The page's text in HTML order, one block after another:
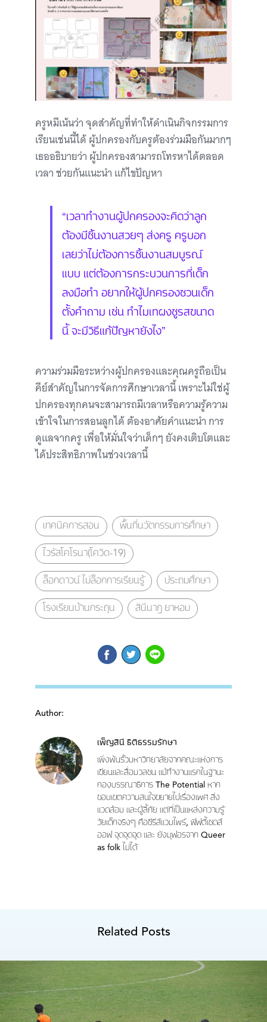
ครูหมีเน้นว่า จุดสำคัญที่ทำให้ดำเนินกิจกรรมการ
เรียนเช่นนี้ได้ ผู้ปกครองกับครูต้องร่วมมือกันมากๆ
เธออธิบายว่า ผู้ปกครองสามารถโทรหาได้ตลอด
เวลา ช่วยกันแนะนำ แก้ไขปัญหา
“เวลาทำงานผู้ปกครองจะคิดว่าลูก
ต้องมีชิ้นงานสวยๆ ส่งครู ครูบอก
เลยว่าไม่ต้องการชิ้นงานสมบูรณ์
แบบ แต่ต้องการกระบวนการที่เด็ก
ลงมือทำ อยากให้ผู้ปกครองชวนเด็ก
ตั้งคำถาม เช่น ทำไมเทผงชูรสขนาด
นี้ จะมีวิธีแก้ปัญหายังไง”
ความร่วมมือระหว่างผู้ปกครองและคุณครูถือเป็น
คีย์สำคัญในการจัดการศึกษาเวลานี้ เพราะไม่ใช่ผู้
ปกครองทุกคนจะสามารถมีเวลาหรือความรู้ความ
เข้าใจในการสอนลูกได้ ต้องอาศัยคำแนะนำ การ
ดูแลจากครู เพื่อให้มั่นใจว่าเด็กๆ ยังคงเติบโตและ
ได้ประสิทธิภาพในช่วงเวลานี้
เทคนิคการสอน พื้นที่นวัตกรรมการศึกษา
ไวรัสโคโรนา(โควิด-19)
ล็อกดาวน์ ไม่ล็อกการเรียนรู้ ประถมศึกษา
โรงเรียนบ้านกระถุน สินีนาฎ ยาหอม
Author:
เพ็ญสินี ธิติธรรมรักษา
เพิ่งพ้นรั้วมหาวิทยาลัยจากคณะแห่งการ
เขียนและสื่อมวลชน แม้ทำงานแรกในฐานะ
กองบรรณาธิการ The Potential หาก
ขอบเขตความสนใจขยายไปเรื่องเพศ สิ่ง
แวดล้อม และผู้ลี้ภัย แต่ที่เป็นแหล่งความรู้
วัยเด็กจริงๆ คือซีรีส์แวมไพร์, ฟิฟตี้เชดส์
ออฟ จุดจุดจุด และ ยังมุฟอรจาก Queer
as folk ไม่ได้
Related Posts